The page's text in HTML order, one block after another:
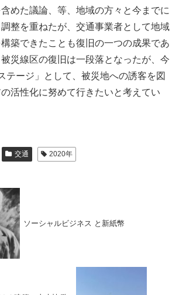
めた議論、等、地域の方々と今までに
整を重ねたが、交通事業者として地域
築できたことも復旧の一つの成果であ
災線区の復旧は一段落となったが、今
テージ」として、被災地への誘客を図
活性化に努めて行きたいと考えてい
交通 2020年
ソーシャルビジネス と新紙幣